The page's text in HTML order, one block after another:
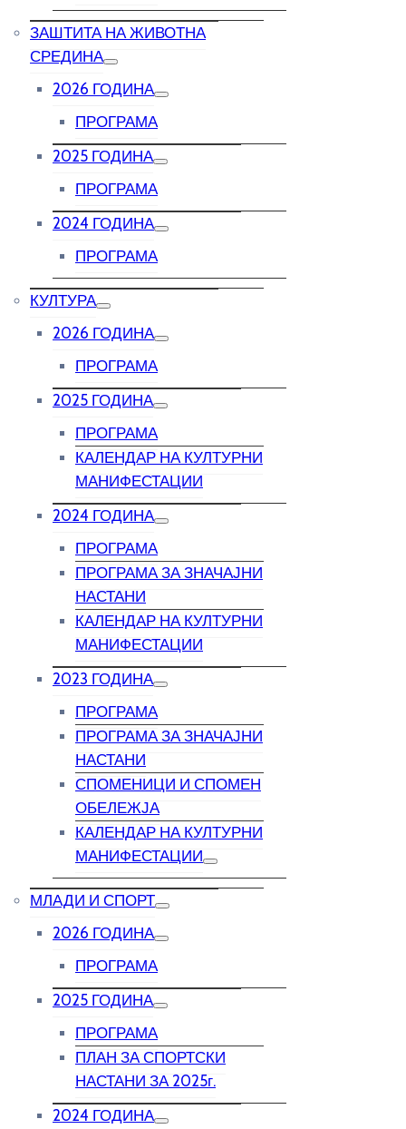
ЗАШТИТА НА ЖИВОТНА
СРЕДИНА
2026 ГОДИНА
ПРОГРАМА
2025 ГОДИНА
ПРОГРАМА
2024 ГОДИНА
ПРОГРАМА
КУЛТУРА
2026 ГОДИНА
ПРОГРАМА
2025 ГОДИНА
ПРОГРАМА
КАЛЕНДАР НА КУЛТУРНИ
МАНИФЕСТАЦИИ
2024 ГОДИНА
ПРОГРАМА
ПРОГРАМА ЗА ЗНАЧАЈНИ
НАСТАНИ
КАЛЕНДАР НА КУЛТУРНИ
МАНИФЕСТАЦИИ
2023 ГОДИНА
ПРОГРАМА
ПРОГРАМА ЗА ЗНАЧАЈНИ
НАСТАНИ
СПОМЕНИЦИ И СПОМЕН
ОБЕЛЕЖЈА
КАЛЕНДАР НА КУЛТУРНИ
МАНИФЕСТАЦИИ
МЛАДИ И СПОРТ
2026 ГОДИНА
ПРОГРАМА
2025 ГОДИНА
ПРОГРАМА
ПЛАН ЗА СПОРТСКИ
НАСТАНИ ЗА 2025г.
2024 ГОДИНА